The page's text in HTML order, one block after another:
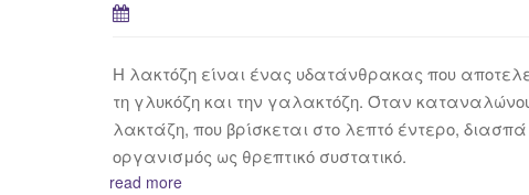
Η λακτόζη είναι ένας υδατάνθρακας που
τη γλυκόζη και την γαλακτόζη. Όταν
λακτάζη, που βρίσκεται στο λεπτό έντερο,
οργανισμός ως θρεπτικό συστατικό.
read more